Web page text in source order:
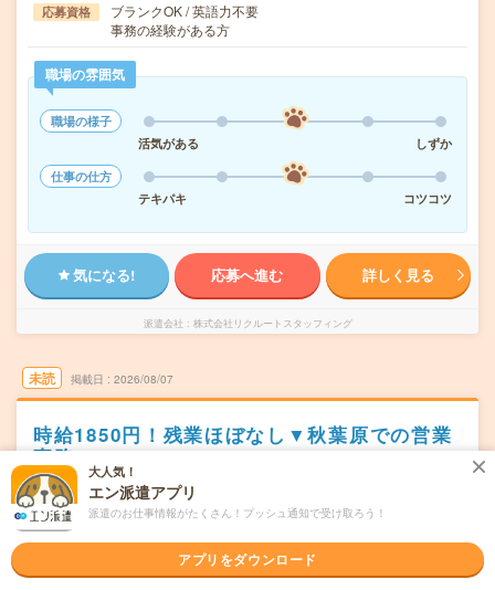
応募資格
ブランクOK / 英語力不要
事務の経験がある方
職場の雰囲気
職場の様子
活気がある
しずか
仕事の仕方
テキパキ
コツコツ
気になる! 応募へ進む 詳しく見る
派遣会社 株式会社リクルートスタッフィング
未読 掲載日 2026/08/07
時給1850円！残業ほぼなし▼秋葉原での営業
事務
交通費別途支給あり 土日祝日が休み
勤務地
秋葉原駅から徒歩8分／末広町(東京都)駅から徒歩1分
大人気！
エン派遣アプリ
派遣のお仕事情報がたくさん！プッシュ通知で受け取ろう！
アプリをダウンロード